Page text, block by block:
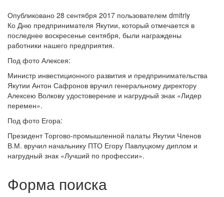
Опубликовано 28 сентября 2017 пользователем dmitriy
Ко Дню предпринимателя Якутии, который отмечается в
последнее воскресенье сентября, были награждены
работники нашего предприятия.
Под фото Алексея:
Министр инвестиционного развития и предпринимательства
Якутии Антон Сафронов вручил генеральному директору
Алексею Волкову удостоверение и нагрудный знак «Лидер
перемен».
Под фото Егора:
Президент Торгово-промышленной палаты Якутии Членов
В.М. вручил начальнику ПТО Егору Павлуцкому диплом и
нагрудный знак «Лучший по профессии».
Форма поиска